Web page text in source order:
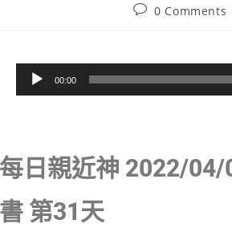
0 Comments
訊
00:00
每日親近神 2022/04/
書 第31天